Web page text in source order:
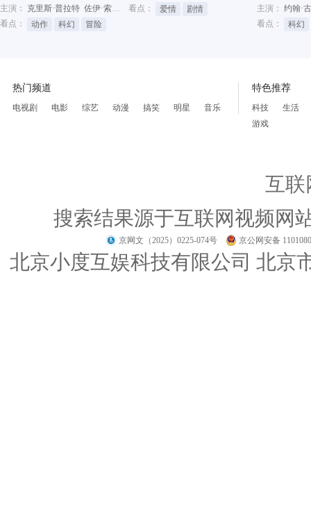
主演： 克里斯·普拉特 佐伊·索尔达娜
戴夫·巴蒂斯塔
看点：
动作 科幻 冒险
看点： 爱情 剧情 主演： 约翰·
看点：
科幻
热门频道
电视剧 电影 综艺 动漫 搞笑 明星 音乐
特色推荐
科技
生活
游戏
互联
搜索结果源于互联网视频网
京网文（2025）0225-074号 京公网安备
北京小度互娱科技有限公司 北京